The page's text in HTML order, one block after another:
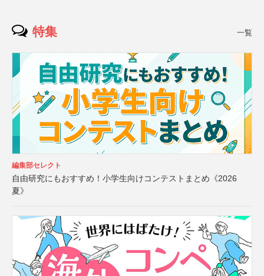
特集 一覧
編集部セレクト
自由研究にもおすすめ！小学生向けコンテストまとめ《2026
夏》